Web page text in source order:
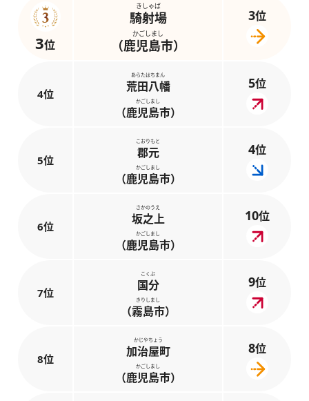
3位
きしゃば
騎射場
かごしまし
（鹿児島市）
3位
4位
あらたはちまん
荒田八幡
かごしまし
（鹿児島市）
5位
5位
こおりもと
郡元
かごしまし
（鹿児島市）
4位
6位
さかのうえ
坂之上
かごしまし
（鹿児島市）
10位
7位
こくぶ
国分
きりしまし
（霧島市）
9位
8位
かじやちょう
加治屋町
かごしまし
（鹿児島市）
8位